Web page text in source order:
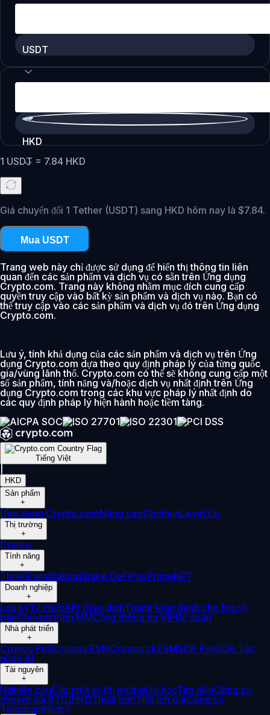
USDT
HKD
1 USDT = 7.84 HKD
Giá chuyển đổi 1 Tether (USDT) sang HKD hôm nay là $7.84.
Mua USDT
Trang web này chỉ được sử dụng để hiển thị thông tin liên
quan đến các sản phẩm và dịch vụ có sẵn trên Ứng dụng
Crypto.com. Trang này không nhằm mục đích cung cấp
quyền truy cập vào bất kỳ sản phẩm và dịch vụ nào. Bạn có
thể truy cập vào các sản phẩm và dịch vụ đó trên Ứng dụng
Crypto.com.
Lưu ý, tính khả dụng của các sản phẩm và dịch vụ trên Ứng
dụng Crypto.com dựa theo quy định pháp lý của từng quốc
gia/vùng lãnh thổ. Crypto.com có thể sẽ không cung cấp một
số sản phẩm, tính năng và/hoặc dịch vụ nhất định trên Ứng
dụng Crypto.com trong các khu vực pháp lý nhất định do
các quy định pháp lý hiện hành hoặc tiềm tàng.
Tiếng Việt
HKD
Sản phẩm
+
Ứng dụng Crypto.comNâng caoOnchainLevel Up
Thị trường
+
Crypto
Tính năng
+
ThẻRổEarnStakingStake DeFiPayPrimeNFT
Doanh nghiệp
+
Lưu kýTổ chứcAPI Giao dịchThanh toán dành cho Người
bánChương trình MMCổng thông tin VIPDự đoán
Nhà phát triển
+
Cronos PoSCronos EVMCronos zkEVMSDK PaySDK Tác
nhân AI
Tài nguyên
+
Nghiên cứuCập nhật về thị trườngĐại họcTìm hiểuCông cụ
chuyển đổi BTC/HKDThuật ngữTiện ích giáCông cụ
TelegramHỗ trợ